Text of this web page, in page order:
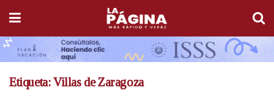
Etiqueta:Villas de Zaragoza